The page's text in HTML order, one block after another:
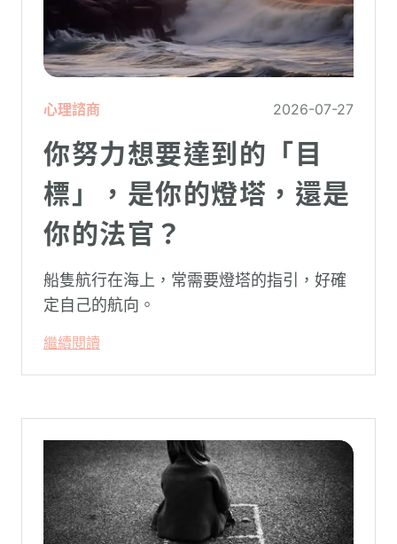
心理諮商 2026-07-27
你努力想要達到的「目
標」，是你的燈塔，還是
你的法官？
船隻航行在海上，常需要燈塔的指引，好確
定自己的航向。
繼續閱讀